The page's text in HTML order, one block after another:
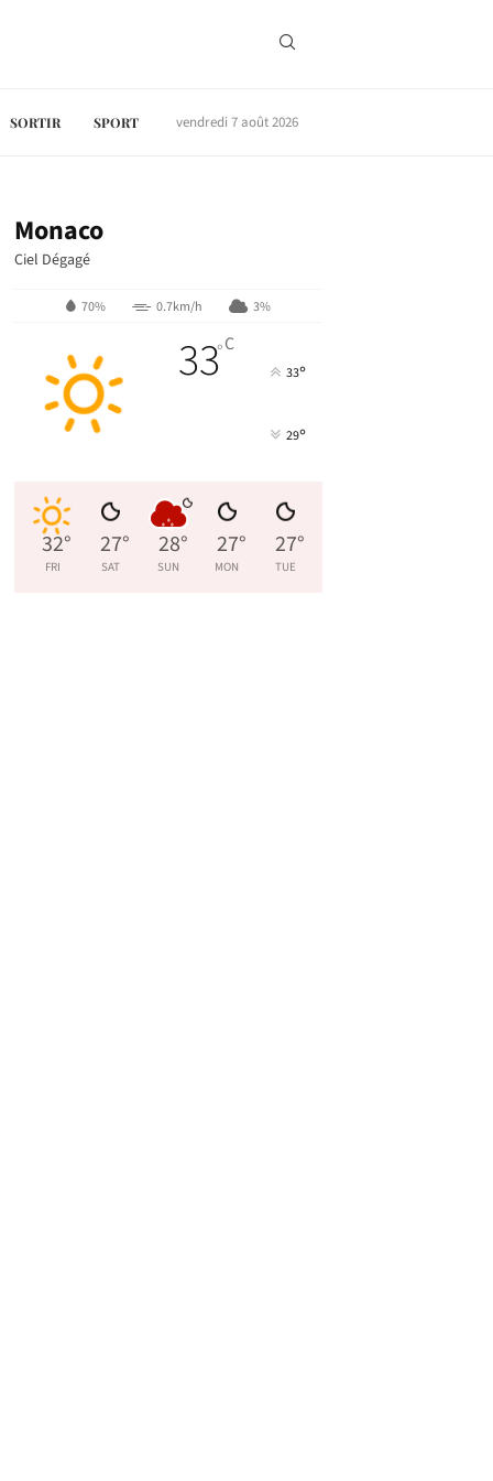
SORTIR SPORT vendredi 7 août 2026
Monaco
Ciel Dégagé
70% 0.7km/h 3%
33°C
33°
29°
32°
FRI
27°
SAT
28°
SUN
27°
MON
27°
TUE